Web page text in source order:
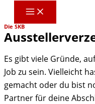
Die SKB
Es gibt viele Gründe,
Job zu sein. Vielleicht
gemacht oder du bist
Partner für deine